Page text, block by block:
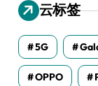
云标签
5G
OPPO